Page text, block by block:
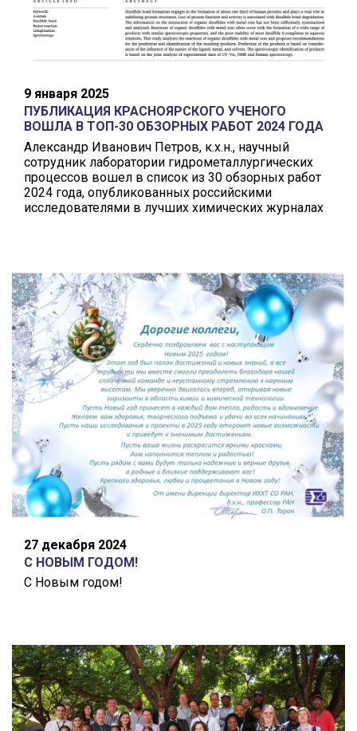
9 января 2025
ПУБЛИКАЦИЯ КРАСНОЯРСКОГО УЧЕНОГО
ВОШЛА В ТОП-30 ОБЗОРНЫХ РАБОТ 2024 ГОДА
Александр Иванович Петров, к.х.н., научный
сотрудник лаборатории гидрометаллургических
процессов вошел в список из 30 обзорных работ
2024 года, опубликованных российскими
исследователями в лучших химических журналах
27 декабря 2024
С НОВЫМ ГОДОМ!
С Новым годом!